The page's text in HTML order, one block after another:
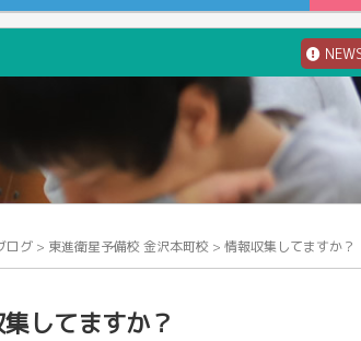
ログ > 東進衛星予備校 金沢本町校 > 情報収集してますか？
してますか？